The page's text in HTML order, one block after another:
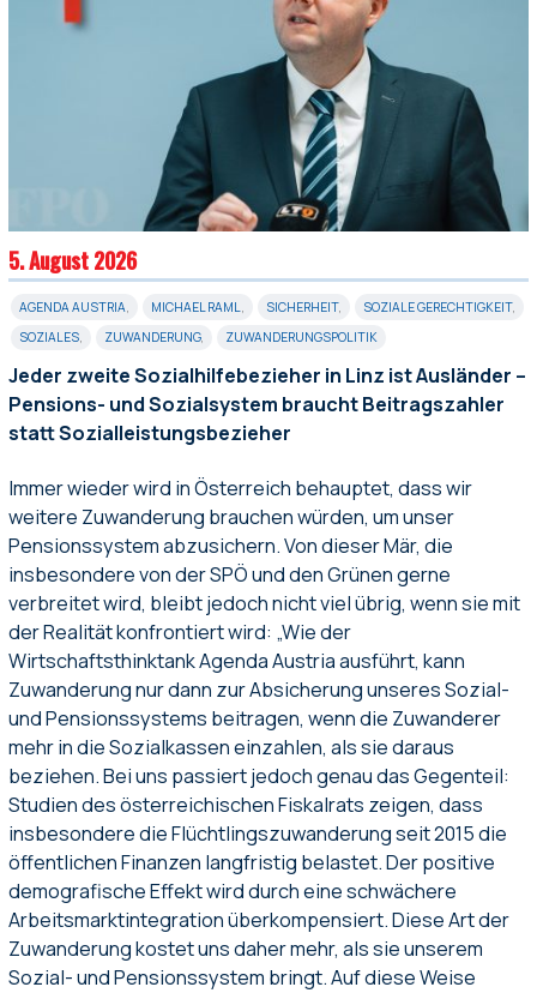
5. August 2026
AGENDA AUSTRIA, MICHAEL RAML, SICHERHEIT, SOZIALE GERECHTIGKEIT,
SOZIALES, ZUWANDERUNG, ZUWANDERUNGSPOLITIK
Jeder zweite Sozialhilfebezieher in Linz ist Ausländer –
Pensions- und Sozialsystem braucht Beitragszahler
statt Sozialleistungsbezieher
Immer wieder wird in Österreich behauptet, dass wir
weitere Zuwanderung brauchen würden, um unser
Pensionssystem abzusichern. Von dieser Mär, die
insbesondere von der SPÖ und den Grünen gerne
verbreitet wird, bleibt jedoch nicht viel übrig, wenn sie mit
der Realität konfrontiert wird: „Wie der
Wirtschaftsthinktank Agenda Austria ausführt, kann
Zuwanderung nur dann zur Absicherung unseres Sozial-
und Pensionssystems beitragen, wenn die Zuwanderer
mehr in die Sozialkassen einzahlen, als sie daraus
beziehen. Bei uns passiert jedoch genau das Gegenteil:
Studien des österreichischen Fiskalrats zeigen, dass
insbesondere die Flüchtlingszuwanderung seit 2015 die
öffentlichen Finanzen langfristig belastet. Der positive
demografische Effekt wird durch eine schwächere
Arbeitsmarktintegration überkompensiert. Diese Art der
Zuwanderung kostet uns daher mehr, als sie unserem
Sozial- und Pensionssystem bringt. Auf diese Weise